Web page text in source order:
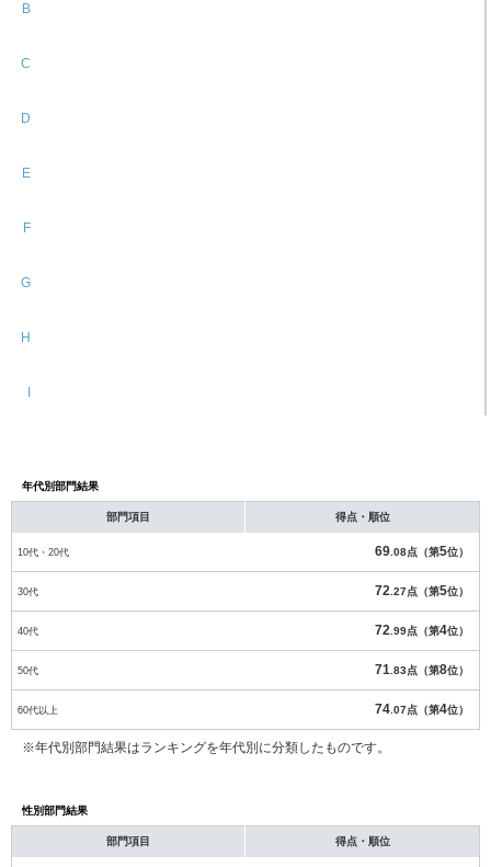
B
C
D
E
F
G
H
年代別部門結果
部門項目 得点・順位
10代・20代 69 .08点（第5位）
30代 72 .27点（第5位）
40代 72 .99点（第4位）
50代 71 .83点（第8位）
60代以上 74 .07点（第4位）
※年代別部門結果はランキングを年代別に分類したものです。
性別部門結果
部門項目 得点・順位